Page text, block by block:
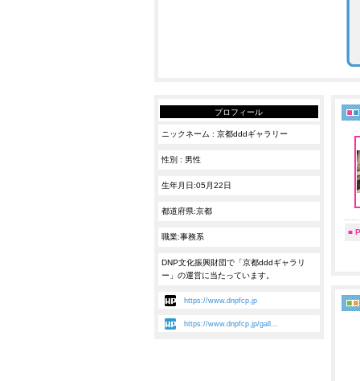
プロフィール
ニックネーム : 京都dddギャラリー
性別 : 男性
生年月日:05月22日
都道府県:京都
職業:事務系
DNP文化振興財団で「京都dddギャラリ
ー」の運営に当たっています。
https://www.dnpfcp.jp
https://www.dnpfcp.jp/gall...
■